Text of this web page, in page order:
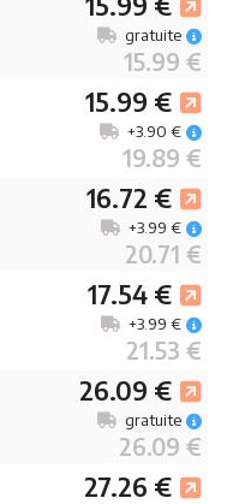
15.99 €
gratuite
15.99 €
19.89 €
+3.90 €
16.72 €
20.71 €
+3.99 €
17.54 €
21.53 €
+3.99 €
26.09 €
26.09 €
gratuite
27.26 €